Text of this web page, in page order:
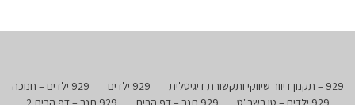
929 – תקנון דיוור שיווקי ותקשורת דיגיטלית 929 ילדים
929 ילדים – חנוכה